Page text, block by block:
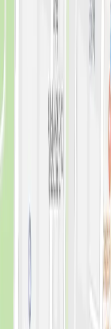
술 나의 계정 정보